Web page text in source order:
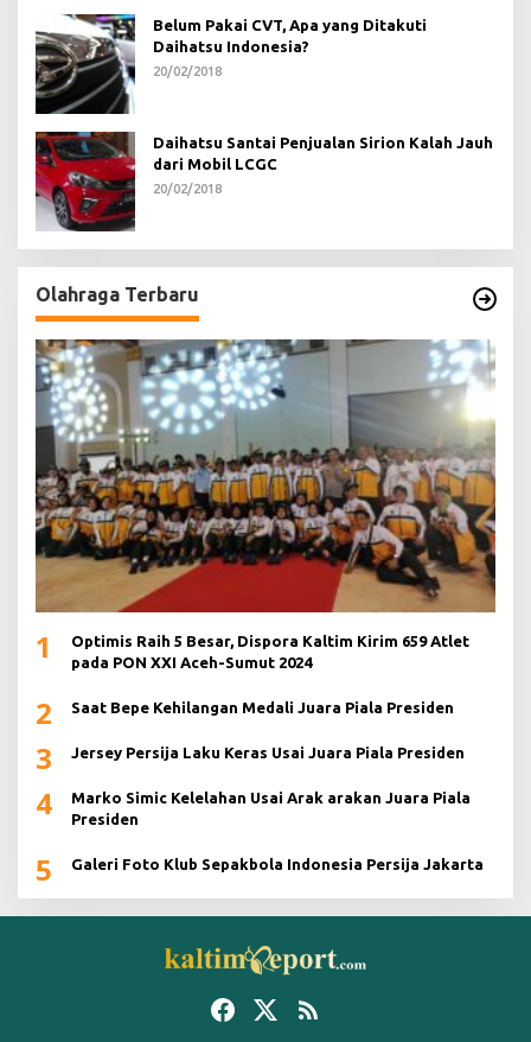
Belum Pakai CVT, Apa yang Ditakuti
Daihatsu Indonesia?
20/02/2018
Daihatsu Santai Penjualan Sirion Kalah Jauh
dari Mobil LCGC
20/02/2018
Olahraga Terbaru
1
Optimis Raih 5 Besar, Dispora Kaltim Kirim 659 Atlet
pada PON XXI Aceh-Sumut 2024
2 Saat Bepe Kehilangan Medali Juara Piala Presiden
3 Jersey Persija Laku Keras Usai Juara Piala Presiden
4
Marko Simic Kelelahan Usai Arak arakan Juara Piala
Presiden
5 Galeri Foto Klub Sepakbola Indonesia Persija Jakarta